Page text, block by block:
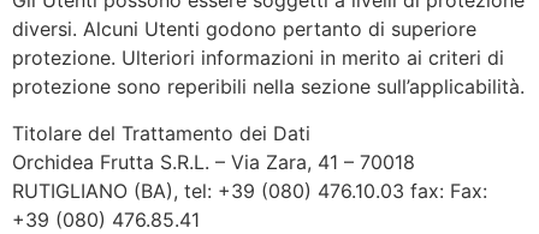
diversi. Alcuni Utenti godono pertanto di superiore
protezione. Ulteriori informazioni in merito ai criteri di
protezione sono reperibili nella sezione sull’applicabilità.
Titolare del Trattamento dei Dati
Orchidea Frutta S.R.L. – Via Zara, 41 – 70018
RUTIGLIANO (BA), tel: +39 (080) 476.10.03 fax: Fax:
+39 (080) 476.85.41